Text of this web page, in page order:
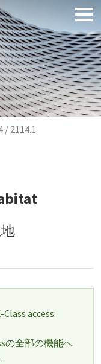
2114.1
access:
の全部の機能へ